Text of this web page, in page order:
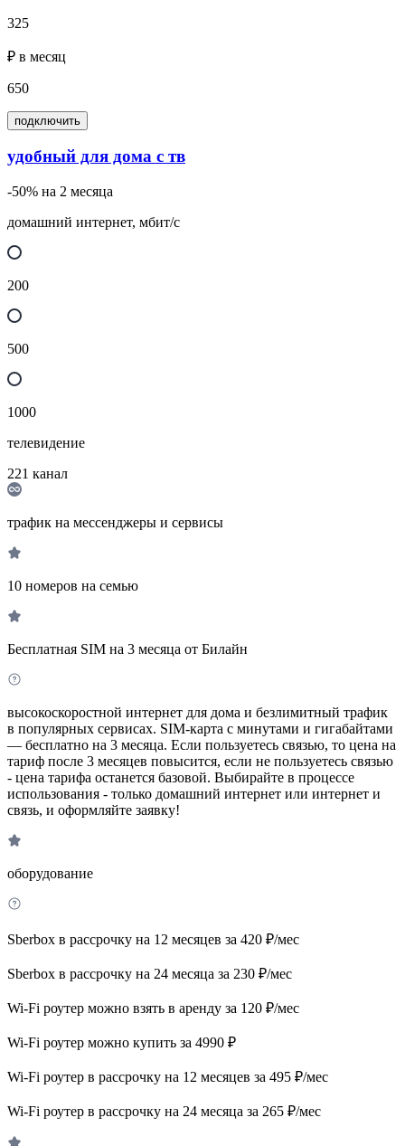
325
₽ в месяц
650
подключить
удобный для дома с тв
-50% на 2 месяца
домашний интернет, мбит/с
200
500
1000
телевидение
221 канал
трафик на мессенджеры и сервисы
10 номеров на семью
Бесплатная SIM на 3 месяца от Билайн
высокоскоростной интернет для дома и безлимитный трафик
в популярных сервисах. SIM-карта с минутами и гигабайтами
— бесплатно на 3 месяца. Если пользуетесь связью, то цена на
тариф после 3 месяцев повысится, если не пользуетесь связью
- цена тарифа останется базовой. Выбирайте в процессе
использования - только домашний интернет или интернет и
связь, и оформляйте заявку!
оборудование
Sberbox в рассрочку на 12 месяцев за 420 ₽/мес
Sberbox в рассрочку на 24 месяца за 230 ₽/мес
Wi-Fi роутер можно взять в аренду за 120 ₽/мес
Wi-Fi роутер можно купить за 4990 ₽
Wi-Fi роутер в рассрочку на 12 месяцев за 495 ₽/мес
Wi-Fi роутер в рассрочку на 24 месяца за 265 ₽/мес